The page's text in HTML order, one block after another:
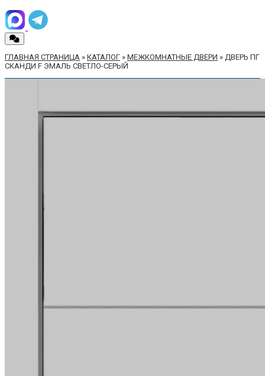
ГЛАВНАЯ СТРАНИЦА » КАТАЛОГ » МЕЖКОМНАТНЫЕ ДВЕРИ » ДВЕРЬ ПГ
СКАНДИ F ЭМАЛЬ СВЕТЛО-СЕРЫЙ